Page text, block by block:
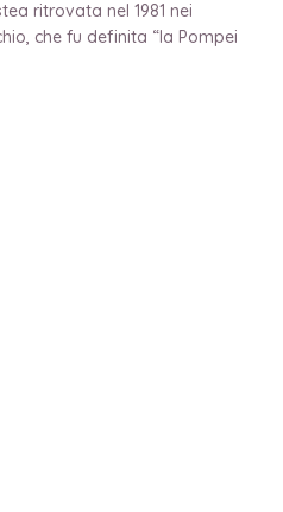
ritrovata nel 1981 nei
che fu definita “la Pompei